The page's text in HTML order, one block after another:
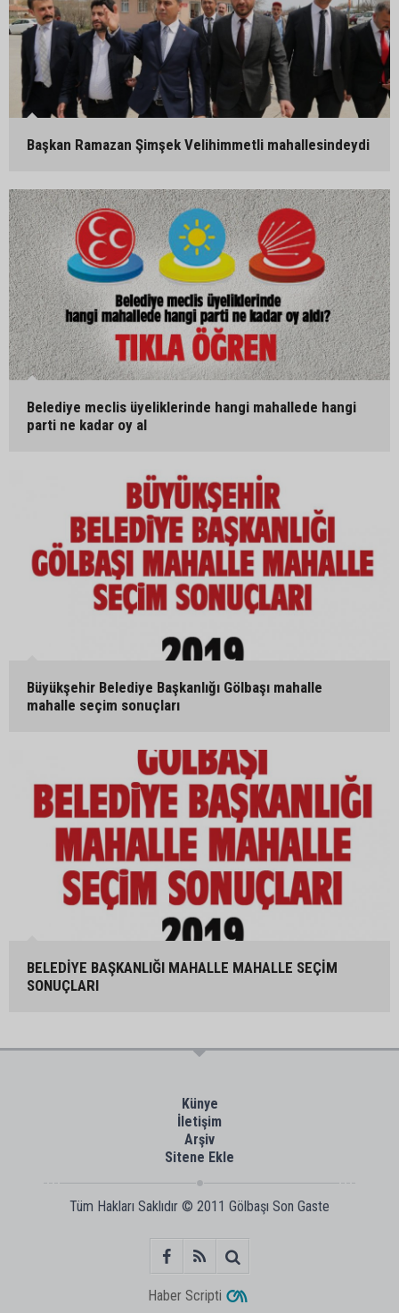
Başkan Ramazan Şimşek Velihimmetli mahallesindeydi
Belediye meclis üyeliklerinde hangi mahallede hangi
parti ne kadar oy al
Büyükşehir Belediye Başkanlığı Gölbaşı mahalle
mahalle seçim sonuçları
BELEDİYE BAŞKANLIĞI MAHALLE MAHALLE SEÇİM
SONUÇLARI
Künye
İletişim
Arşiv
Sitene Ekle
Tüm Hakları Saklıdır © 2011 Gölbaşı Son Gaste
Haber Scripti